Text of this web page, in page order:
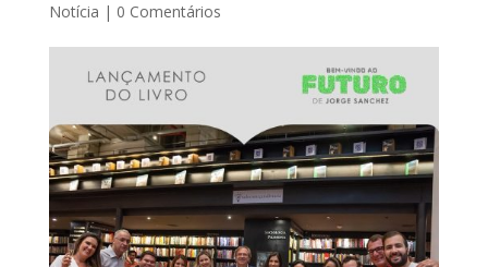
Notícia | 0 Comentários